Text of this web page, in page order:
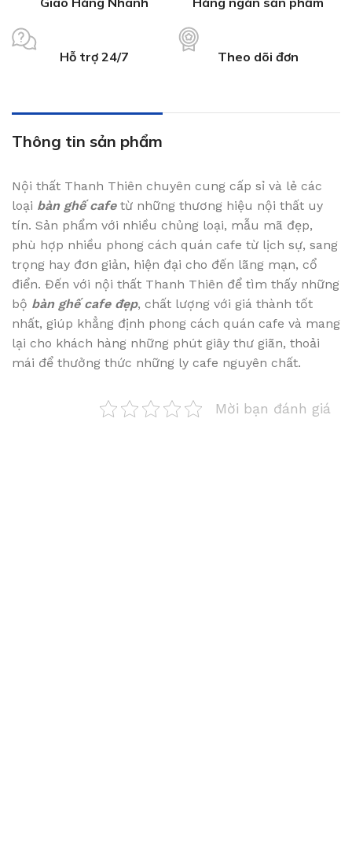
Hỗ trợ 24/7 Theo dõi đơn
Thông tin sản phẩm
Nội thất Thanh Thiên chuyên cung cấp sỉ và lẻ các
loại bàn ghế cafetừ những thương hiệu nội thất uy
tín. Sản phẩm với nhiều chủng loại, mẫu mã đẹp,
phù hợp nhiều phong cách quán cafe từ lịch sự, sang
trọng hay đơn giản, hiện đại cho đến lãng mạn, cổ
điển. Đến với nội thất Thanh Thiên để tìm thấy những
bộ bàn ghế cafe đẹp, chất lượng với giá thành tốt
nhất, giúp khẳng định phong cách quán cafe và mang
lại cho khách hàng những phút giây thư giãn, thoải
mái để thưởng thức những ly cafe nguyên chất.
Mời bạn đánh giá